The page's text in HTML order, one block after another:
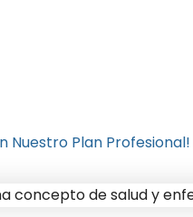
Nuestro Plan